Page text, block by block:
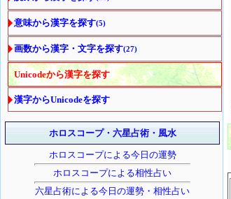
意味から漢字を探す(5)
画数から漢字・文字を探す(27)
Unicodeから漢字を探す
漢字からUnicodeを探す
ホロスコープ・六星占術・風水
ホロスコープによる今日の運勢
ホロスコープによる相性占い
六星占術による今日の運勢・相性占い